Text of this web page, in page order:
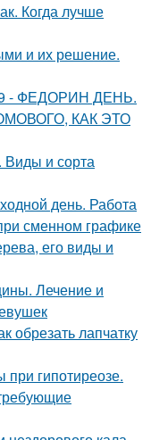
Когда лучше
и их решение.
- ФЕДОРИН ДЕНЬ.
КАК ЭТО
Виды и сорта
день. Работа
сменном графике
его виды и
Лечение и
обрезать лапчатку
гипотиреозе.